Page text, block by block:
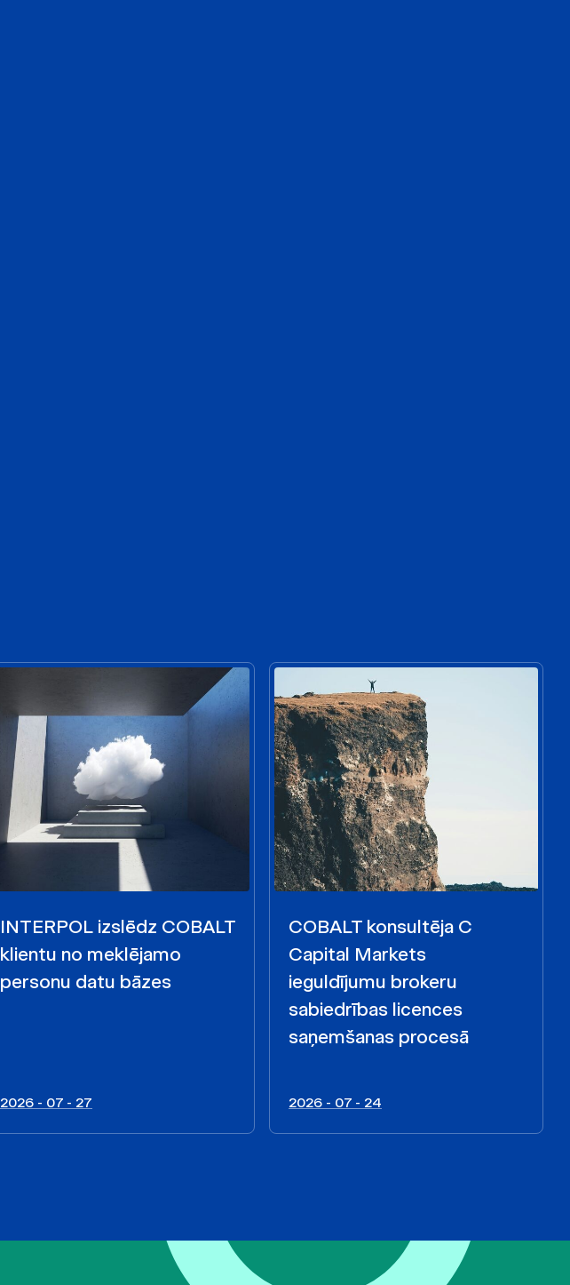
INTERPOL izslēdz COBALT
klientu no meklējamo
personu datu bāzes
2026 - 07 - 27
COBALT konsultēja C
Capital Markets
ieguldījumu brokeru
sabiedrības licences
saņemšanas procesā
2026 - 07 - 24